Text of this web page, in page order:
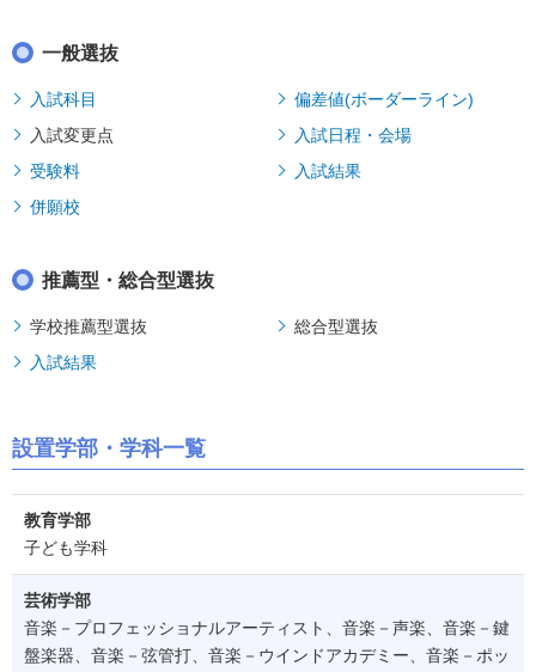
一般選抜
入試科目
偏差値(ボーダーライン)
入試変更点
入試日程・会場
受験料
入試結果
併願校
推薦型・総合型選抜
学校推薦型選抜
総合型選抜
入試結果
設置学部・学科一覧
教育学部
子ども学科
芸術学部
音楽－プロフェッショナルアーティスト、音楽－声楽、音楽－鍵
盤楽器、音楽－弦管打、音楽－ウインドアカデミー、音楽－ポッ